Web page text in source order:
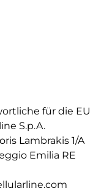
für die EU
S.p.A.
Lambrakis 1/A
Emilia RE